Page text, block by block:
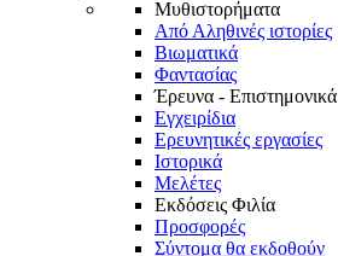
Μυθιστορήματα
Από Αληθινές ιστορίες
Βιωματικά
Φαντασίας
Έρευνα - Επιστημονικά
Εγχειρίδια
Ερευνητικές εργασίες
Ιστορικά
Μελέτες
Εκδόσεις Φιλία
Προσφορές
Σύντομα θα εκδοθούν